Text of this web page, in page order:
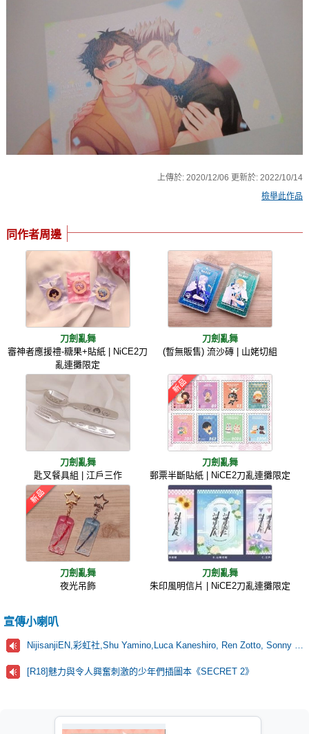
上傳於:2020/12/06 更新於:2022/10/14
檢舉此作品
同作者周邊
刀劍亂舞
審神者應援禮-糖果+貼紙 | NiCE2刀
亂連攤限定
刀劍亂舞
(暫無販售) 流沙磚 | 山姥切組
刀劍亂舞
匙叉餐具組 | 江戶三作
刀劍亂舞
郵票半斷貼紙 | NiCE2刀亂連攤限定
刀劍亂舞
夜光吊飾
刀劍亂舞
朱印風明信片 | NiCE2刀亂連攤限定
宣傳小喇叭
NijisanjiEN,彩虹社,Shu Yamino,Luca Kaneshiro, Ren Zotto, Sonny Brisko, NOVA, にじさんじ
[R18]魅力與令人興奮刺激的少年們插圖本《SECRET 2》